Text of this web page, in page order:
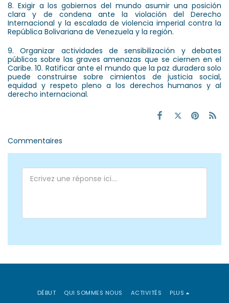
8. Exigir a los gobiernos del mundo asumir una posición
clara y de condena ante la violación del Derecho
Internacional y la escalada de violencia imperial contra la
República Bolivariana de Venezuela y la región.
9. Organizar actividades de sensibilización y debates
públicos sobre las graves amenazas que se ciernen en el
Caribe. 10. Ratificar ante el mundo que la paz duradera solo
puede construirse sobre cimientos de justicia social,
equidad y respeto pleno a los derechos humanos y al
derecho internacional.
Commentaires
DÉBUT QUI SOMMES NOUS ACTIVITÉS PLUS